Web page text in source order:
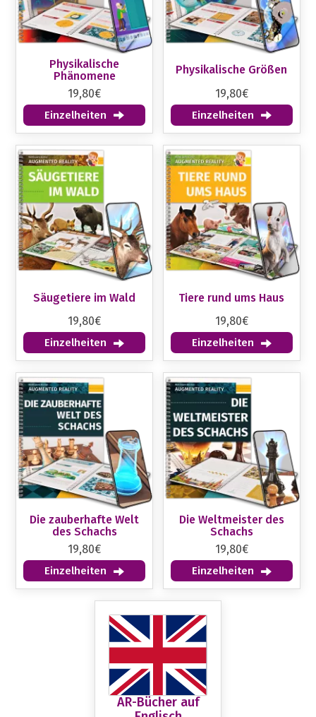
Physikalische
Phänomene
19,80€
Einzelheiten
Physikalische Größen
19,80€
Einzelheiten
Säugetiere im Wald
19,80€
Einzelheiten
Tiere rund ums Haus
19,80€
Einzelheiten
Die zauberhafte Welt
des Schachs
19,80€
Einzelheiten
Die Weltmeister des
Schachs
19,80€
Einzelheiten
AR-Bücher auf